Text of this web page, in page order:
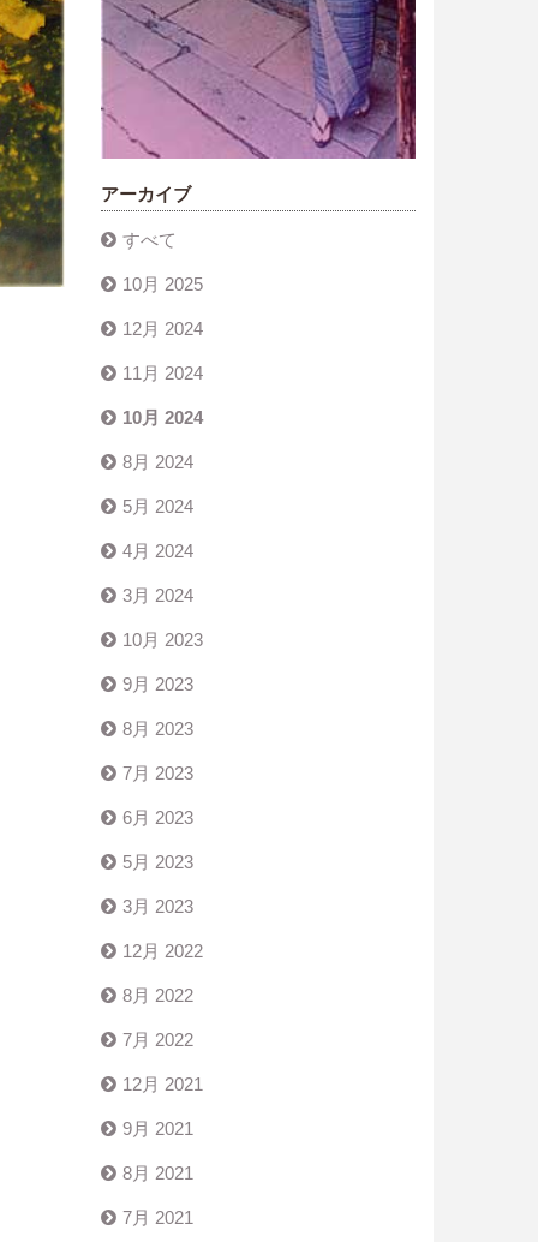
アーカイブ
すべて
10月 2025
12月 2024
11月 2024
10月 2024
8月 2024
5月 2024
4月 2024
3月 2024
10月 2023
9月 2023
8月 2023
7月 2023
6月 2023
5月 2023
3月 2023
12月 2022
8月 2022
7月 2022
12月 2021
9月 2021
8月 2021
7月 2021